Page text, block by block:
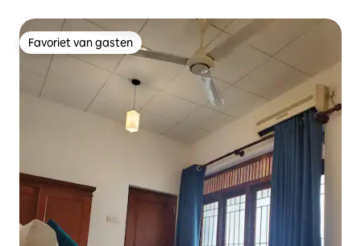
Favoriet van gasten
Favoriet van gasten